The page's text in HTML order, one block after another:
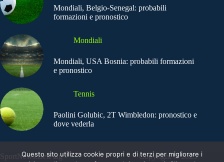
Mondiali, Belgio-Senegal: probabili
formazioni e pronostico
Mondiali
Mondiali, USA Bosnia: probabili formazioni
e pronostico
Tennis
Paolini Golubic, 2T Wimbledon: pronostico e
dove vederla
SportNews.BetFlag -
Copyright © 2025
Questo sito utilizza cookie propri e di terzi per migliorare i